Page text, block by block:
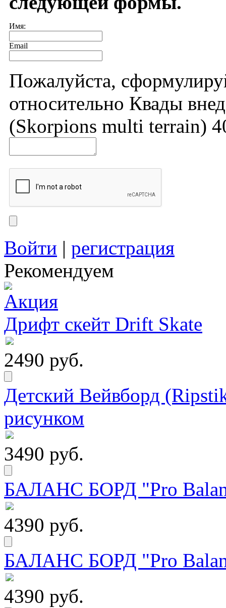
Имя:
Email
Пожалуйста,
относительно Квады
(Skorpions multi terrain)
Войти | регистрация
Рекомендуем
Дрифт скейт Drift Skate
2490 руб.
Детский Вейвборд
рисунком
3490 руб.
БАЛАНС БОРД "Pro
4390 руб.
БАЛАНС БОРД "Pro
4390 руб.